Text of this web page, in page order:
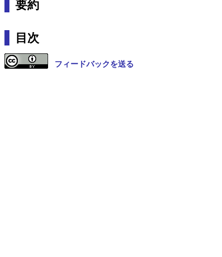
要約
目次
フィードバックを送る